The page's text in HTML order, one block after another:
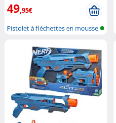
49,95€
Pistolet à fléchettes en mousse